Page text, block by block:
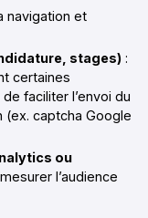
navigation et
stages) :
certaines
faciliter l’envoi du
(ex. captcha Google
ou
l’audience